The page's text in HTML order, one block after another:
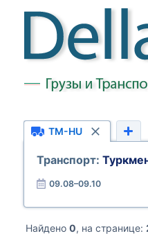
TM-HU
Транспорт:
09.08–09.10
Найдено 0, на странице: